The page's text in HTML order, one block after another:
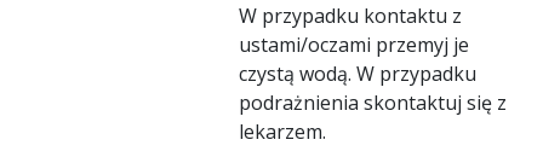
W przypadku kontaktu z
ustami/oczami przemyj je
czystą wodą. W przypadku
podrażnienia skontaktuj się z
lekarzem.